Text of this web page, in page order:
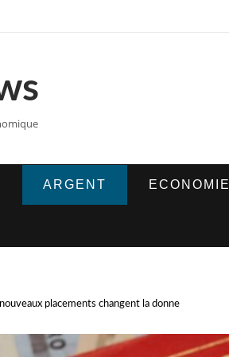
ARGENT ECONOMIE
placements changent la donne